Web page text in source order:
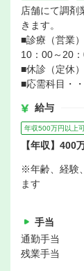
店舗にて調剤
きます。
■診療（営業
10：00～20
■休診（定休
■応需科目・
給与
年収500万円以上
【年収】400
※年齢、経験
ます
手当
通勤手当
残業手当